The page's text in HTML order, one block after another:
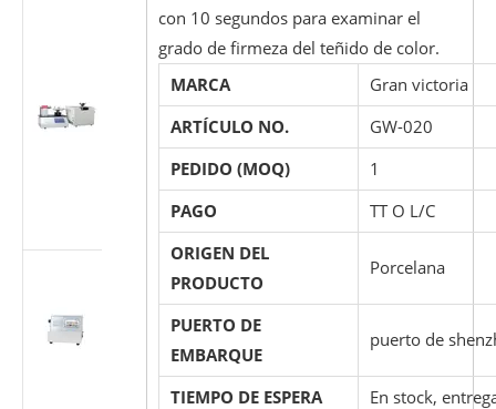
multiusos
accesorios
cónicos
médicos
(Luer)
(estándar ISO
80369/GB
Máquina de
prueba de
flujo de
dispositivos
7864-2016
con 10 segundos para examinar el
grado de firmeza del teñido de color.
MARCA
Gran victoria
ARTÍCULO NO.
GW-020
PEDIDO (MOQ)
1
PAGO
TT O L/C
ORIGEN DEL
PRODUCTO
Porcelana
PUERTO DE
EMBARQUE
puerto de
TIEMPO DE ESPERA En stock,